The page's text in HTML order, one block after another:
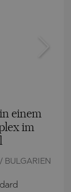
einem
im
BULGARIEN